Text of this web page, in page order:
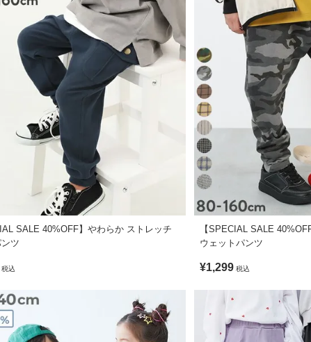
ご使用はお避けください。
、汗などで色が移ることがあります。ご注意ください。
にて採寸しているため、サイズや形に多少の誤差が生じる場合があり
により、多少色味が異なる場合がございますが、素材・サイズ等の
SALE 40%OFF】やわらか ストレッチ
ツ
税込
【SPECIAL SALE
ウェットパンツ
¥1,299 税込